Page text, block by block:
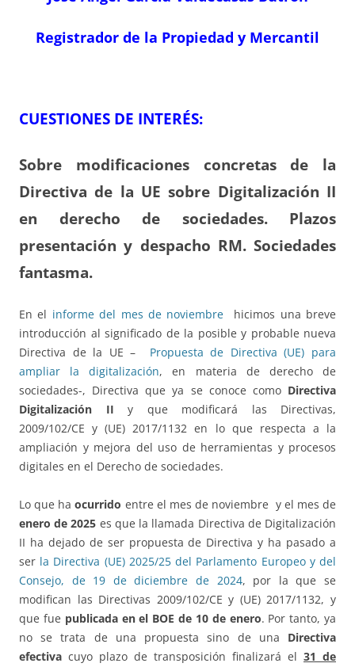
Registrador de la Propiedad y Mercantil
CUESTIONES DE INTERÉS:
Sobre modificaciones concretas de la
Directiva de la UE sobre Digitalización II
en derecho de sociedades. Plazos
presentación y despacho RM. Sociedades
fantasma.
En el informe del mes de noviembre
hicimos una breve
introducción al significado de la posible y probable nueva
Directiva de la UE – Propuesta de Directiva (UE) para
ampliar la digitalización, en materia de derecho de
sociedades-, Directiva que ya se conoce como Directiva
Digitalización II y que modificará las Directivas,
2009/102/CE y (UE) 2017/1132 en lo que respecta a la
ampliación y mejora del uso de herramientas y procesos
digitales en el Derecho de sociedades.
Lo que haocurrido entre el mes de noviembre y el mes de
enero de 2025 es que la llamada Directiva de Digitalización
II ha dejado de ser propuesta de Directiva y ha pasado a
ser la Directiva (UE) 2025/25 del Parlamento Europeo y del
Consejo, de 19 de diciembre de 2024, por la que se
modifican las Directivas 2009/102/CE y (UE) 2017/1132, y
que fue publicada en el BOE de 10 de enero. Por tanto, ya
no se trata de una propuesta sino de una Directiva
efectiva cuyo plazo de transposición finalizará el 31 de